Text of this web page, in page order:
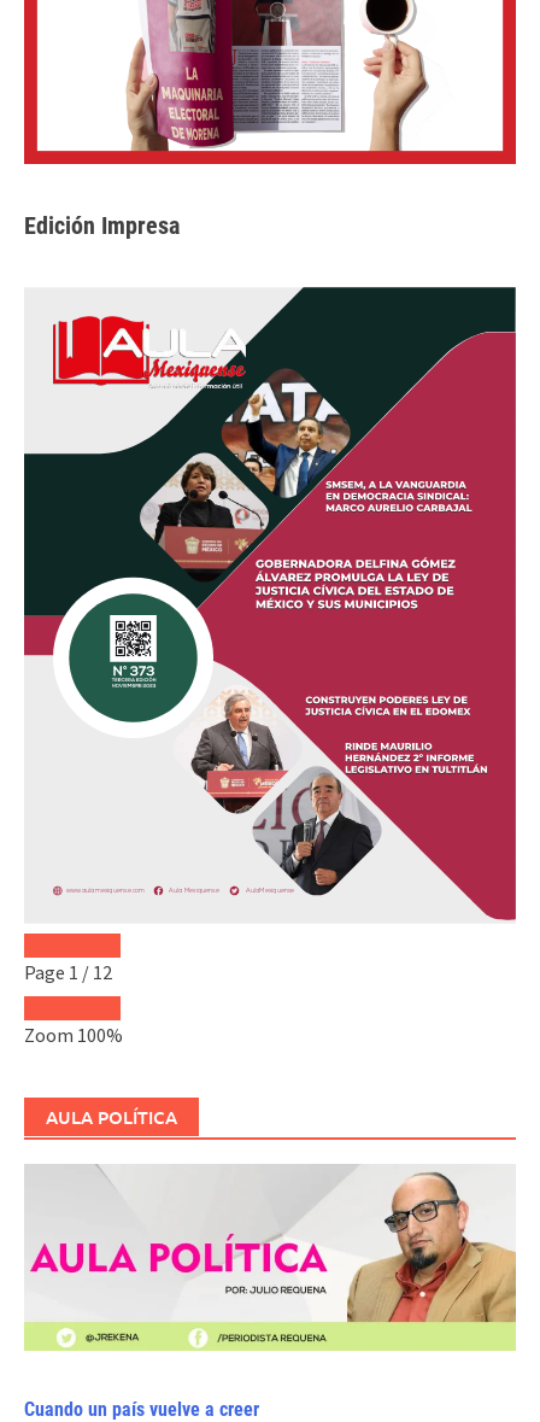
Edición Impresa
Page 1 / 12
Zoom 100%
AULA POLÍTICA
Cuando un país vuelve a creer